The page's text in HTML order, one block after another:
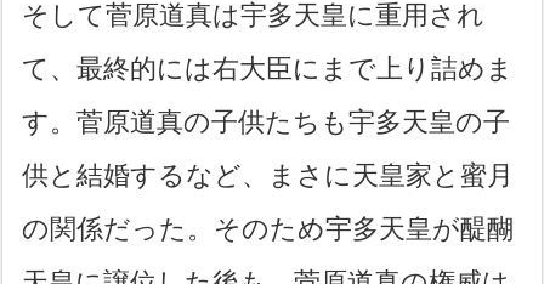
そして菅原道真は宇多天皇に重用され
て、最終的には右大臣にまで上り詰めま
す。菅原道真の子供たちも宇多天皇の子
供と結婚するなど、まさに天皇家と蜜月
の関係だった。そのため宇多天皇が醍醐